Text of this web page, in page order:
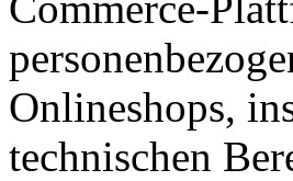
Onlineshops,
technischen